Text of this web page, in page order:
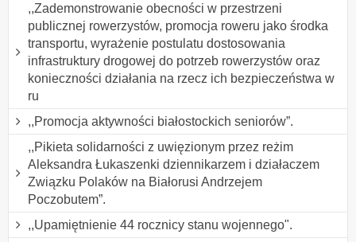
,,Zademonstrowanie obecności w przestrzeni
publicznej rowerzystów, promocja roweru jako środka
transportu, wyrażenie postulatu dostosowania
infrastruktury drogowej do potrzeb rowerzystów oraz
konieczności działania na rzecz ich bezpieczeństwa w
ru
,,Promocja aktywności białostockich seniorów”.
,,Pikieta solidarności z uwięzionym przez reżim
Aleksandra Łukaszenki dziennikarzem i działaczem
Związku Polaków na Białorusi Andrzejem
Poczobutem”.
,,Upamiętnienie 44 rocznicy stanu wojennego".